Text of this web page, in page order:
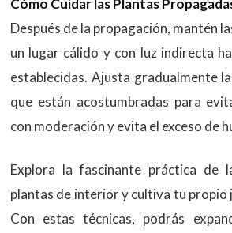
Cómo Cuidar las Plantas
Después de la propagación, mantén
un lugar cálido y con luz indirecta
establecidas. Ajusta gradualmente
que están acostumbradas para
con moderación y evita el exceso de
Explora la fascinante práctica de
plantas de interior y cultiva tu propio
Con estas técnicas, podrás